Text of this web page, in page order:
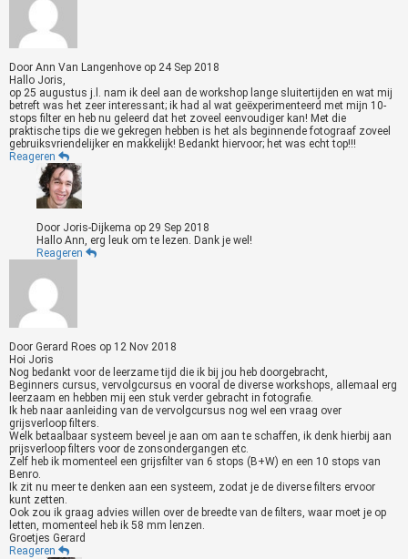
Door Ann Van Langenhove op 24 Sep 2018
Hallo Joris,
op 25 augustus j.l. nam ik deel aan de workshop lange sluitertijden en wat mij
betreft was het zeer interessant; ik had al wat geëxperimenteerd met mijn 10-
stops filter en heb nu geleerd dat het zoveel eenvoudiger kan! Met die
praktische tips die we gekregen hebben is het als beginnende fotograaf zoveel
gebruiksvriendelijker en makkelijk! Bedankt hiervoor; het was echt top!!!
Reageren
Door Joris-Dijkema op 29 Sep 2018
Hallo Ann, erg leuk om te lezen. Dank je wel!
Reageren
Door Gerard Roes op 12 Nov 2018
Hoi Joris
Nog bedankt voor de leerzame tijd die ik bij jou heb doorgebracht,
Beginners cursus, vervolgcursus en vooral de diverse workshops, allemaal erg
leerzaam en hebben mij een stuk verder gebracht in fotografie.
Ik heb naar aanleiding van de vervolgcursus nog wel een vraag over
grijsverloop filters.
Welk betaalbaar systeem beveel je aan om aan te schaffen, ik denk hierbij aan
prijsverloop filters voor de zonsondergangen etc.
Zelf heb ik momenteel een grijsfilter van 6 stops (B+W) en een 10 stops van
Benro.
Ik zit nu meer te denken aan een systeem, zodat je de diverse filters ervoor
kunt zetten.
Ook zou ik graag advies willen over de breedte van de filters, waar moet je op
letten, momenteel heb ik 58 mm lenzen.
Groetjes Gerard
Reageren